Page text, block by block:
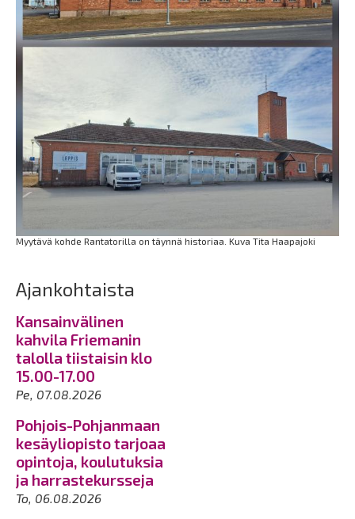
Myytävä kohde Rantatorilla on täynnä historiaa. Kuva Tita Haapajoki
Ajankohtaista
Kansainvälinen
kahvila Friemanin
talolla tiistaisin klo
15.00-17.00
Pe, 07.08.2026
Pohjois-Pohjanmaan
kesäyliopisto tarjoaa
opintoja, koulutuksia
ja harrastekursseja
To, 06.08.2026